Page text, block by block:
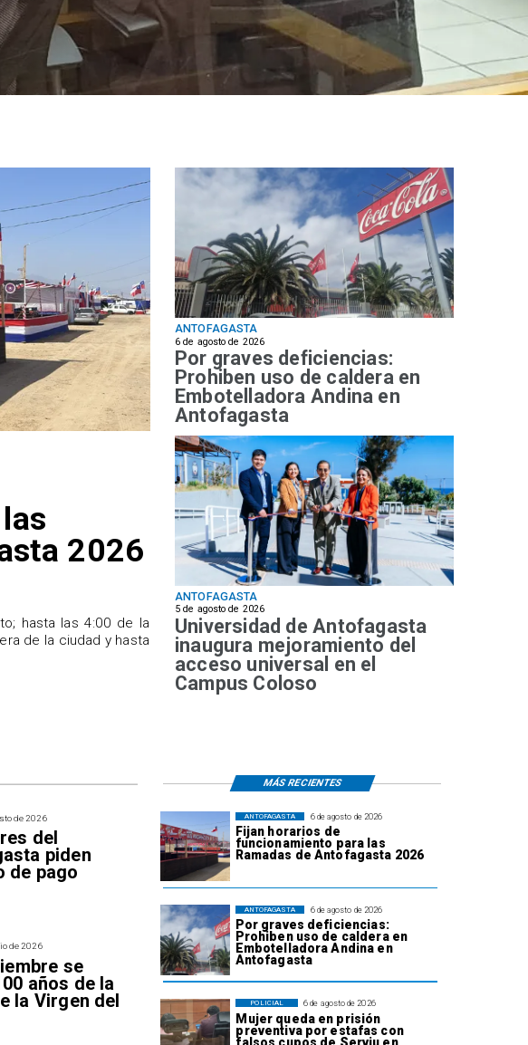
2026
hasta las 4:00 de la
de la ciudad y hasta
ANTOFAGASTA
6 de agosto de 2026
Por graves deficiencias:
Prohiben uso de caldera en
Embotelladora Andina en
Antofagasta
ANTOFAGASTA
5 de agosto de 2026
Universidad de Antofagasta
inaugura mejoramiento del
acceso universal en el
Campus Coloso
6 de agosto de 2026
Fijan horarios de
funcionamiento para las
Ramadas de Antofagasta 2026
ANTOFAGASTA
6 de agosto de 2026
Por graves deficiencias:
Prohiben uso de caldera en
Embotelladora Andina en
Antofagasta
ANTOFAGASTA
6 de agosto de 2026
Mujer queda en prisión
preventiva por estafas con
falsos cupos de Serviu en
POLICIAL
de 2026
del
piden
de pago
de 2026
se
años de la
la Virgen del
MÁS RECIENTES